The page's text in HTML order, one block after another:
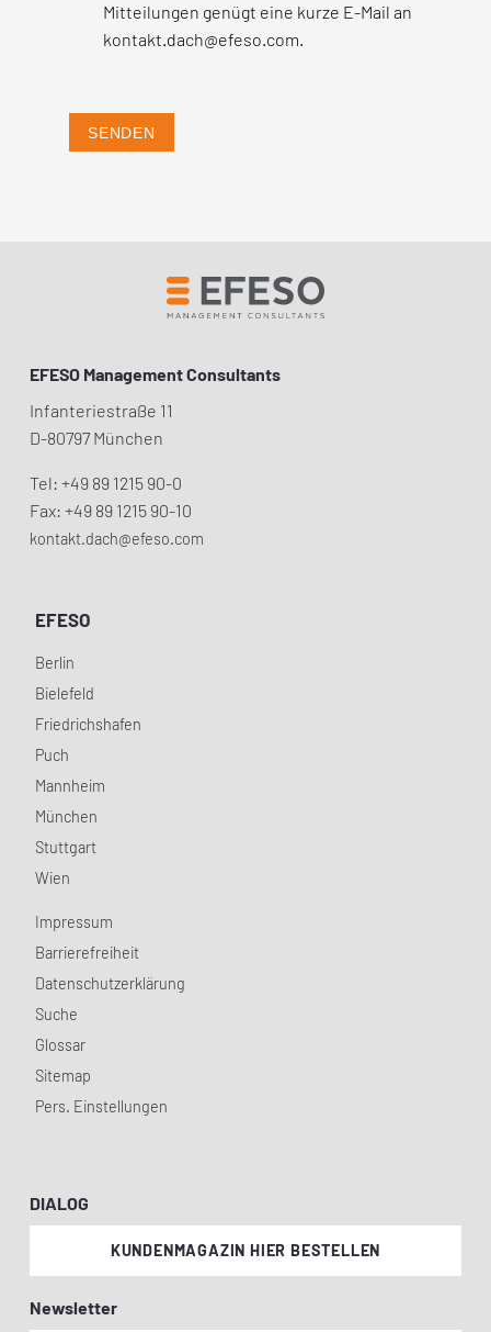
Mitteilungen genügt eine kurze E-Mail an
kontakt.dach@efeso.com.
EFESO Management Consultants
Infanteriestraße 11
D-80797 München
Tel: +49 89 1215 90-0
Fax: +49 89 1215 90-10
kontakt.dach@efeso.com
EFESO
Berlin
Bielefeld
Friedrichshafen
Puch
Mannheim
München
Stuttgart
Wien
Impressum
Barrierefreiheit
Datenschutzerklärung
Suche
Glossar
Sitemap
Pers. Einstellungen
DIALOG
KUNDENMAGAZIN HIER BESTELLEN
Newsletter